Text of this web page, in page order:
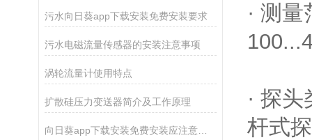
污水向日葵app下载安装免费安装要求
污水电磁流量传感器的安装注意事项
涡轮流量计使用特点
扩散硅压力变送器简介及工作原理
向日葵app下载安装免费安装应注意事项
· 测
· 探
杆式